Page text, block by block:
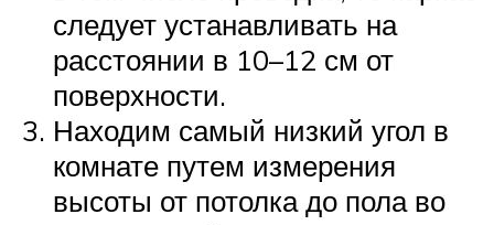
следует устанавливать на
расстоянии в 10–12 см от
поверхности.
Находим самый низкий угол в
комнате путем измерения
высоты от потолка до пола во